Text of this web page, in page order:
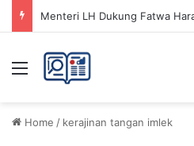
Menu
Home / kerajinan tangan imlek